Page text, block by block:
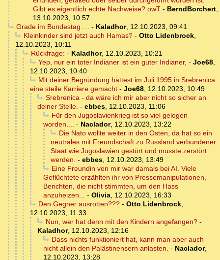
Gibt es eigentlich echte Nachweise? owT - BerndBorchert,
13.10.2023, 10:57
Grade im Bundestag…. - Kaladhor, 12.10.2023, 09:41
Kleinkinder sind jetzt auch Hamas?- Otto Lidenbrock,
12.10.2023, 10:11
Rückfrage: - Kaladhor, 12.10.2023, 10:21
Yep, nur ein toter Indianer ist ein guter Indianer, - Joe68,
12.10.2023, 10:40
Mit deiner Begründung hättest im Juli 1995 in Srebrenica
eine steile Karriere gemacht - Joe68, 12.10.2023, 10:49
Srebrenica - da wäre ich mir aber nicht so sicher an
deiner Stelle. - ebbes, 12.10.2023, 11:06
Für den Jugoslavienkrieg ist so viel gelogen
worden.... - Naclador, 12.10.2023, 13:22
Die Nato wollte weiter in den Osten, da hat so ein
neutrales mit Freundschaft zu Russland verbundener
Staat wie Jugoslawien gestört und musste zerstört
werden. - ebbes, 12.10.2023, 13:49
Eine Freundin von mir war damals bei AI. Viele
Geflüchtete erzählten ihr von Pressemanipulationen,
Berichten, die nicht stimmten, um den Hass
anzuheizen... - Olivia, 12.10.2023, 16:33
Den Gegner ausrotten???- Otto Lidenbrock,
12.10.2023, 11:33
Nun, wer hat denn mit den Kindern angefangen?-
Kaladhor, 12.10.2023, 12:16
Dass nichts funktioniert hat, kann man aber auch
nicht allein den Palästinensern anlasten. - Naclador,
12.10.2023, 13:28